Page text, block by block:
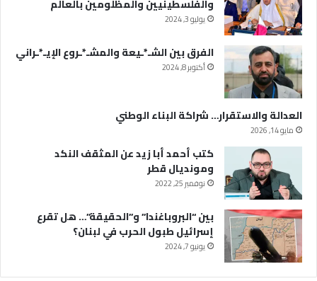
والفلسطينيين والمظلومين بالعالم
يوليو 3, 2024
الفرق بين الشـ*ـيعة والمشـ*ـروع الإيـ*ـراني
أكتوبر 8, 2024
العدالة والاستقرار… شراكة البناء الوطني
مايو 14, 2026
كتب أحمد أبا زيد عن المثقف النكد
ومونديال قطر
نوفمبر 25, 2022
بين “البروباغندا” و”الحقيقة”… هل تقرع
إسرائيل طبول الحرب في لبنان؟
يونيو 7, 2024